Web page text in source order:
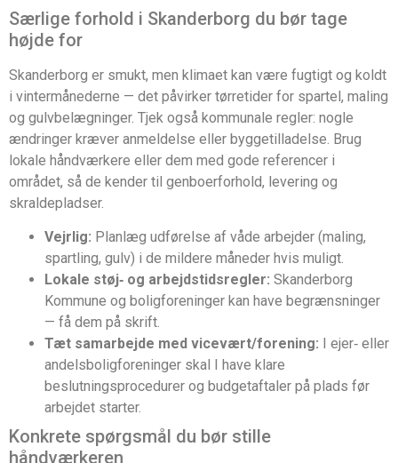
Særlige forhold i Skanderborg du bør tage
højde for
Skanderborg er smukt, men klimaet kan være fugtigt og koldt
i vintermånederne — det påvirker tørretider for spartel, maling
og gulvbelægninger. Tjek også kommunale regler: nogle
ændringer kræver anmeldelse eller byggetilladelse. Brug
lokale håndværkere eller dem med gode referencer i
området, så de kender til genboerforhold, levering og
skraldepladser.
Vejrlig: Planlæg udførelse af våde arbejder (maling,
spartling, gulv) i de mildere måneder hvis muligt.
Lokale støj‑ og arbejdstidsregler: Skanderborg
Kommune og boligforeninger kan have begrænsninger
— få dem på skrift.
Tæt samarbejde med vicevært/forening: I ejer‑ eller
andelsboligforeninger skal I have klare
beslutningsprocedurer og budgetaftaler på plads før
arbejdet starter.
Konkrete spørgsmål du bør stille
håndværkeren